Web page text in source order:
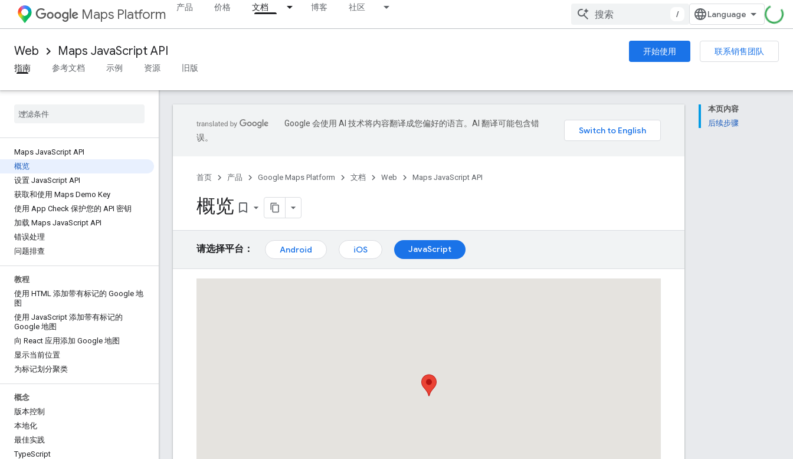
Maps Platform 产品 价格 文档 博客 社区
/
Web Maps JavaScript API 开始使用
联系销售团队
指南
参考文档 示例 资源 旧版
Maps JavaScript API
概览
设置 JavaScript API
获取和使用 Maps Demo Key
使用 App Check 保护您的 API 密钥
加载 Maps JavaScript API
错误处理
问题排查
教程
使用 HTML 添加带有标记的 Google 地
图
使用 JavaScript 添加带有标记的
Google 地图
向 React 应用添加 Google 地图
显示当前位置
为标记划分聚类
概念
版本控制
本地化
最佳实践
TypeScript
本页内容
后续步骤
Google 会使用 AI 技术将内容翻译成您偏好的语言。AI 翻译可能包含错
误。
首页 产品 Google Maps Platform 文档 Web Maps JavaScript API
概览 bookmark_border
请选择平台： Android iOS JavaScript